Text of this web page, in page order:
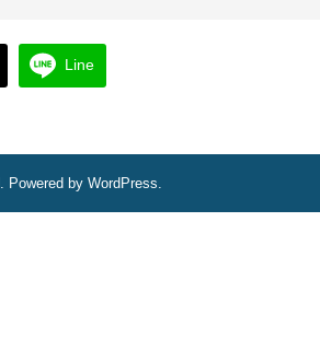
Line
. Powered by WordPress